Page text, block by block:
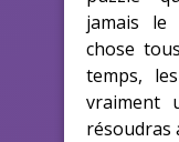
jamais le
chose
temps,
vraiment
résoudras